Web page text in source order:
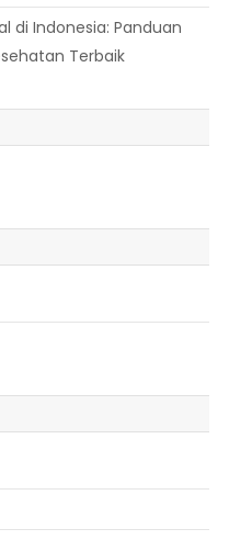
di Indonesia: Panduan
Terbaik